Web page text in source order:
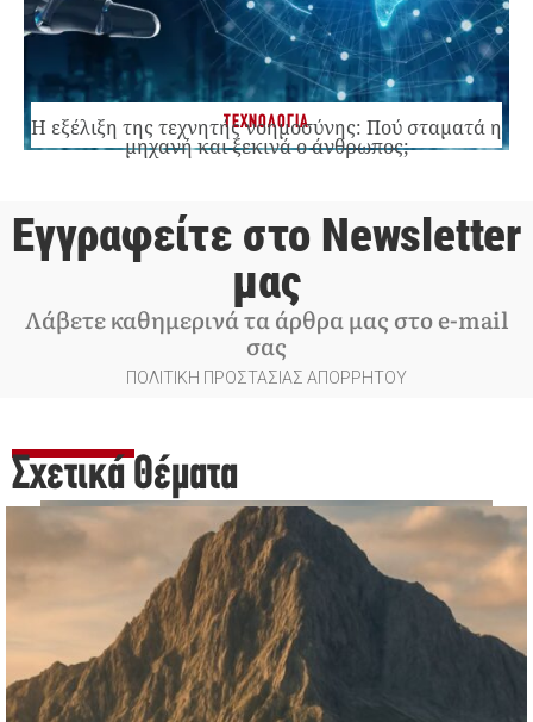
ΤΕΧΝΟΛΟΓΙΑ
Η εξέλιξη της τεχνητής νοημοσύνης: Πού σταματά η
μηχανή και ξεκινά ο άνθρωπος;
Εγγραφείτε στο Newsletter
μας
Λάβετε καθημερινά τα άρθρα μας στο e-mail
σας
ΠΟΛΙΤΙΚΗ ΠΡΟΣΤΑΣΙΑΣ ΑΠΟΡΡΗΤΟΥ
Σχετικά Θέματα